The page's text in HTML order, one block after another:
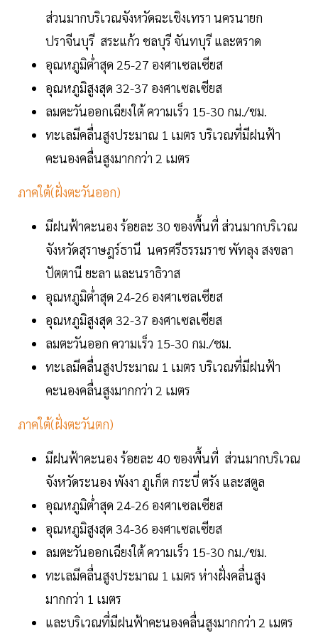
ส่วนมากบริเวณจังหวัดฉะเชิงเทรา นครนายก
ปราจีนบุรี สระแก้ว ชลบุรี จันทบุรี และตราด
อุณหภูมิต่ำสุด 25-27 องศาเซลเซียส
อุณหภูมิสูงสุด 32-37 องศาเซลเซียส
ลมตะวันออกเฉียงใต้ ความเร็ว 15-30 กม./ชม.
ทะเลมีคลื่นสูงประมาณ 1 เมตร บริเวณที่มีฝนฟ้า
คะนองคลื่นสูงมากกว่า 2 เมตร
ภาคใต้(ฝั่งตะวันออก)
มีฝนฟ้าคะนอง ร้อยละ 30 ของพื้นที่ ส่วนมากบริเวณ
จังหวัดสุราษฎร์ธานี นครศรีธรรมราช พัทลุง สงขลา
ปัตตานี ยะลา และนราธิวาส
อุณหภูมิต่ำสุด 24-26 องศาเซลเซียส
อุณหภูมิสูงสุด 32-37 องศาเซลเซียส
ลมตะวันออก ความเร็ว 15-30 กม./ชม.
ทะเลมีคลื่นสูงประมาณ 1 เมตร บริเวณที่มีฝนฟ้า
คะนองคลื่นสูงมากกว่า 2 เมตร
ภาคใต้(ฝั่งตะวันตก)
มีฝนฟ้าคะนอง ร้อยละ 40 ของพื้นที่ ส่วนมากบริเวณ
จังหวัดระนอง พังงา ภูเก็ต กระบี่ ตรัง และสตูล
อุณหภูมิต่ำสุด 24-26 องศาเซลเซียส
อุณหภูมิสูงสุด 34-36 องศาเซลเซียส
ลมตะวันออกเฉียงใต้ ความเร็ว 15-30 กม./ชม.
ทะเลมีคลื่นสูงประมาณ 1 เมตร ห่างฝั่งคลื่นสูง
มากกว่า 1 เมตร
และบริเวณที่มีฝนฟ้าคะนองคลื่นสูงมากกว่า 2 เมตร